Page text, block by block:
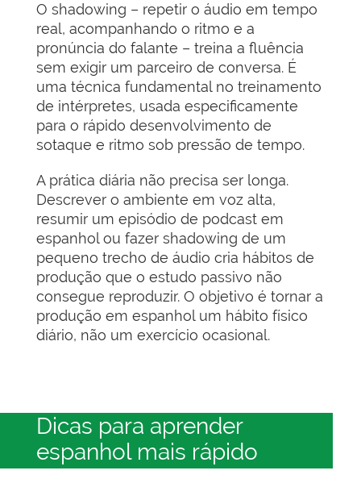
O shadowing – repetir o áudio em tempo
real, acompanhando o ritmo e a
pronúncia do falante – treina a fluência
sem exigir um parceiro de conversa. É
uma técnica fundamental no treinamento
de intérpretes, usada especificamente
para o rápido desenvolvimento de
sotaque e ritmo sob pressão de tempo.
A prática diária não precisa ser longa.
Descrever o ambiente em voz alta,
resumir um episódio de podcast em
espanhol ou fazer shadowing de um
pequeno trecho de áudio cria hábitos de
produção que o estudo passivo não
consegue reproduzir. O objetivo é tornar a
produção em espanhol um hábito físico
diário, não um exercício ocasional.
Dicas para aprender
espanhol mais rápido